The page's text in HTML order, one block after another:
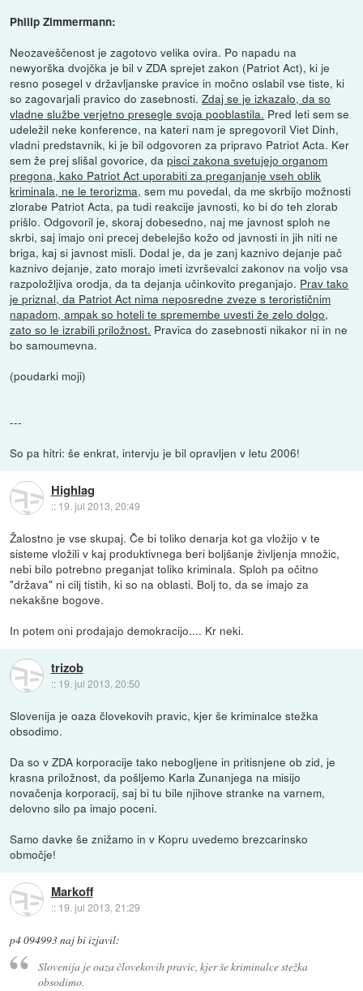
Philip Zimmermann:
Neozaveščenost je zagotovo velika ovira. Po napadu na
newyorška dvojčka je bil v ZDA sprejet zakon (Patriot Act), ki je
resno posegel v državljanske pravice in močno oslabil vse tiste, ki
so zagovarjali pravico do zasebnosti.Zdaj se je izkazalo, da so
vladne službe verjetno presegle svoja pooblastila. Pred leti sem se
udeležil neke konference, na kateri nam je spregovoril Viet Dinh,
vladni predstavnik, ki je bil odgovoren za pripravo Patriot Acta. Ker
sem že prej slišal govorice, dapisci zakona svetujejo organom
pregona, kako Patriot Act uporabiti za preganjanje vseh oblik
kriminala, ne le terorizma, sem mu povedal, da me skrbijo možnosti
zlorabe Patriot Acta, pa tudi reakcije javnosti, ko bi do teh zlorab
prišlo. Odgovoril je, skoraj dobesedno, naj me javnost sploh ne
skrbi, saj imajo oni precej debelejšo kožo od javnosti in jih niti ne
briga, kaj si javnost misli. Dodal je, da je zanj kaznivo dejanje pač
kaznivo dejanje, zato morajo imeti izvrševalci zakonov na voljo vsa
razpoložljiva orodja, da ta dejanja učinkovito preganjajo. Prav tako
je priznal, da Patriot Act nima neposredne zveze s terorističnim
napadom, ampak so hoteli te spremembe uvesti že zelo dolgo,
zato so le izrabili priložnost. Pravica do zasebnosti nikakor ni in ne
bo samoumevna.
(poudarki moji)
---
So pa hitri: še enkrat, intervju je bil opravljen v letu 2006!
Highlag
:: 19. jul 2013, 20:49
Žalostno je vse skupaj. Če bi toliko denarja kot ga vložijo v te
sisteme vložili v kaj produktivnega beri boljšanje življenja množic,
nebi bilo potrebno preganjat toliko kriminala. Sploh pa očitno
"država" ni cilj tistih, ki so na oblasti. Bolj to, da se imajo za
nekakšne bogove.
In potem oni prodajajo demokracijo.... Kr neki.
trizob
:: 19. jul 2013, 20:50
Slovenija je oaza človekovih pravic, kjer še kriminalce stežka
obsodimo.
Da so v ZDA korporacije tako nebogljene in pritisnjene ob zid, je
krasna priložnost, da pošljemo Karla Zunanjega na misijo
novačenja korporacij, saj bi tu bile njihove stranke na varnem,
delovno silo pa imajo poceni.
Samo davke še znižamo in v Kopru uvedemo brezcarinsko
območje!
Markoff
:: 19. jul 2013, 21:29
p4 094993 naj bi izjavil:
Slovenija je oaza človekovih pravic, kjer še kriminalce stežka
obsodimo.